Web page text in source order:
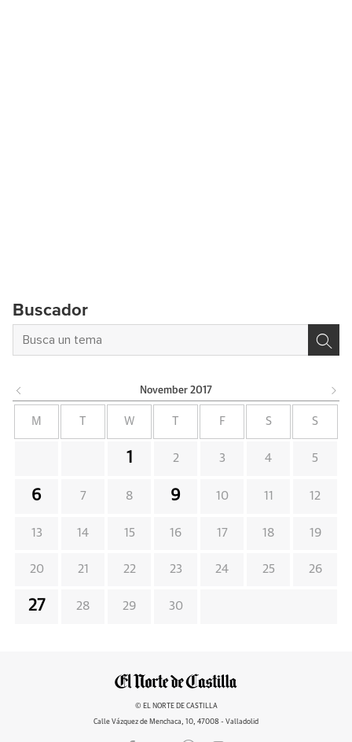
Buscador
November 2017
M W F S S
1 2 3 4 5
6 7 8 9 10 11 12
13 14 15 16 17 18 19
20 21 22 23 24 25 26
27 28 29 30
© EL NORTE DE CASTILLA
Calle Vázquez de Menchaca, 10, 47008 - Valladolid